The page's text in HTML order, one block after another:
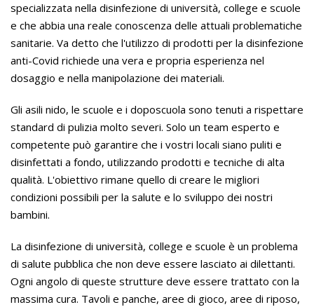
specializzata nella disinfezione di università, college e scuole
e che abbia una reale conoscenza delle attuali problematiche
sanitarie. Va detto che l'utilizzo di prodotti per la disinfezione
anti-Covid richiede una vera e propria esperienza nel
dosaggio e nella manipolazione dei materiali.
Gli asili nido, le scuole e i doposcuola sono tenuti a rispettare
standard di pulizia molto severi. Solo un team esperto e
competente può garantire che i vostri locali siano puliti e
disinfettati a fondo, utilizzando prodotti e tecniche di alta
qualità. L'obiettivo rimane quello di creare le migliori
condizioni possibili per la salute e lo sviluppo dei nostri
bambini.
La disinfezione di università, college e scuole è un problema
di salute pubblica che non deve essere lasciato ai dilettanti.
Ogni angolo di queste strutture deve essere trattato con la
massima cura. Tavoli e panche, aree di gioco, aree di riposo,